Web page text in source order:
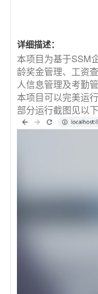
详细描述：
本项目为基于SSM
龄奖金管理、工资
人信息管理及考勤
本项目可以完美运
部分运行截图见以下